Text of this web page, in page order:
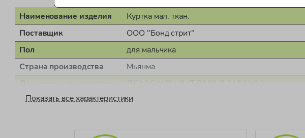
Наименование изделия
Куртка мал. ткан.
Поставщик
ООО "Бонд стрит"
Пол
для мальчика
Страна производства
Мьянма
Коллекция
Basico Fall JB
Показать все характеристики